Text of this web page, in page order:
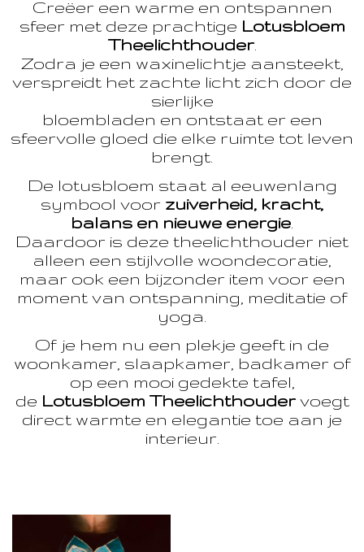
Creëer een warme en ontspannen
sfeer met deze prachtige Lotusbloem
Theelichthouder.
Zodra je een waxinelichtje aansteekt,
verspreidt het zachte licht zich door de
sierlijke
bloembladen en ontstaat er een
sfeervolle gloed die elke ruimte tot leven
brengt.
De lotusbloem staat al eeuwenlang
symbool voor zuiverheid, kracht,
balans en nieuwe energie
Daardoor is deze theelichthouder niet
alleen een stijlvolle woondecoratie,
maar ook een bijzonder item voor een
moment van ontspanning, meditatie of
yoga.
Of je hem nu een plekje geeft in de
woonkamer, slaapkamer, badkamer of
op een mooi gedekte tafel,
de Lotusbloem Theelichthoudervoegt
direct warmte en elegantie toe aan je
interieur.